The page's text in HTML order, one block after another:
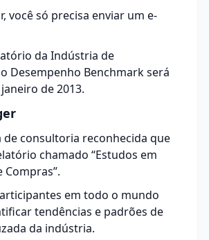
você só precisa enviar um e-
da Indústria de
Desempenho Benchmark será
de 2013.
de consultoria reconhecida que
chamado “Estudos em
Compras”.
em todo o mundo
tendências e padrões de
da indústria.